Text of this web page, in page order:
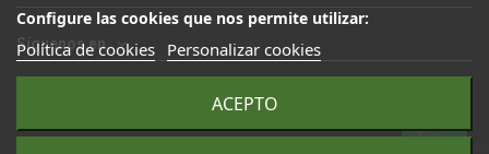
Configure las cookies que nos permite utilizar:
Política de cookies Personalizar cookies
ACEPTO
Síguenos en